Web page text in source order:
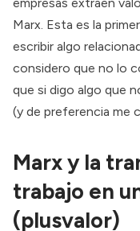
Marx. Esta es la
escribir algo
considero que no lo
que si digo algo que
(y de preferencia me
Marx y la
trabajo en
(plusvalor)